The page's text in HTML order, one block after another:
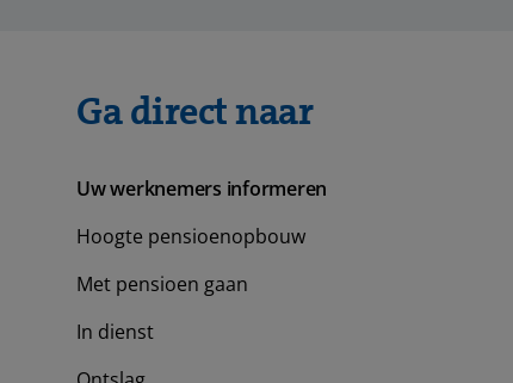
Ga direct naar
Uw werknemers informeren
Hoogte pensioenopbouw
Met pensioen gaan
In dienst